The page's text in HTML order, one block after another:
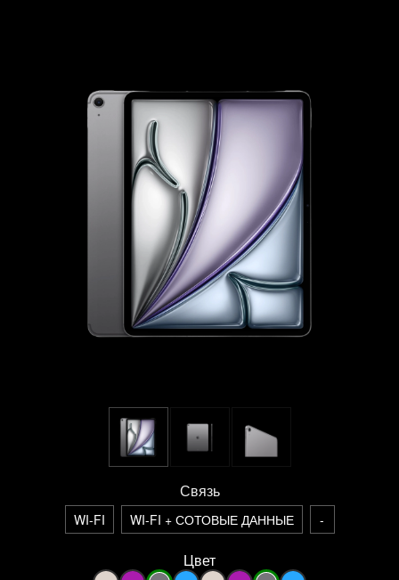
Связь
WI-FI WI-FI + СОТОВЫЕ ДАННЫЕ -
Цвет